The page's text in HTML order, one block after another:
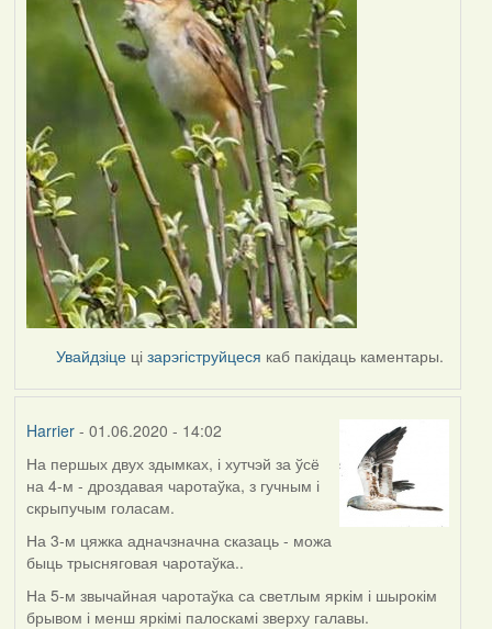
Увайдзіце цізарэгіструйцеся каб пакідаць каментары.
Harrier- 01.06.2020 - 14:02
In
reply
to
by
Lighty
На першых двух здымках, і хутчэй за ўсё
на 4-м - дроздавая чаротаўка, з гучным і
скрыпучым голасам.
На 3-м цяжка адначзначна сказаць - можа
быць трысняговая чаротаўка..
На 5-м звычайная чаротаўка са светлым яркім і шырокім
брывом і менш яркімі палоскамі зверху галавы.